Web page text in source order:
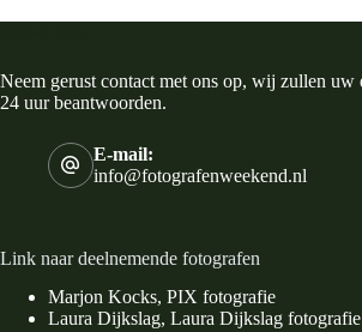
Neem gerust contact met ons op, wij zullen uw
24 uur beantwoorden.
E-mail:
info@fotografenweekend.nl
Link naar deelnemende fotografen
Marjon Kocks, PIX fotografie
Laura Dijkslag, Laura Dijkslag fotografie